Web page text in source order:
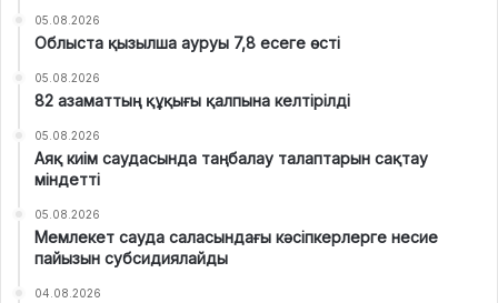
05.08.2026
Облыста қызылша ауруы 7,8 есеге өсті
05.08.2026
82 азаматтың құқығы қалпына келтірілді
05.08.2026
Аяқ киім саудасында таңбалау талаптарын сақтау
міндетті
05.08.2026
Мемлекет сауда саласындағы кәсіпкерлерге несие
пайызын субсидиялайды
04.08.2026